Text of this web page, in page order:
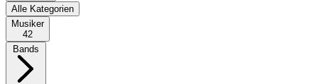
Alle Kategorien
Musiker
42